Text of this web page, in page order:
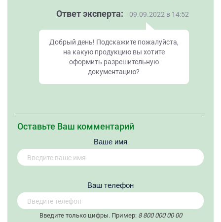
Ответ эксперта: 09.09.2022 в 14:52
Добрый день! Подскажите пожалуйста,
на какую продукцию вы хотите
оформить разрешительную
документацию?
Оставьте Ваш комментарий
Ваше имя
Вaш телефон
Введите только цифры. Пример: 8 800 000 00 00